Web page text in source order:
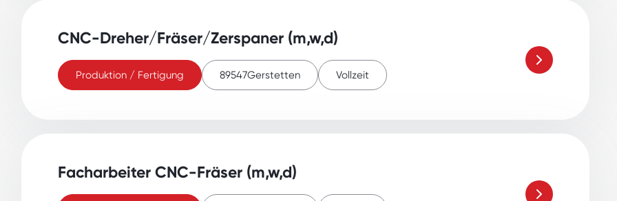
CNC-Dreher/Fräser/Zerspaner (m,w,d)
Produktion / Fertigung 89547Gerstetten Vollzeit
Facharbeiter CNC-Fräser (m,w,d)